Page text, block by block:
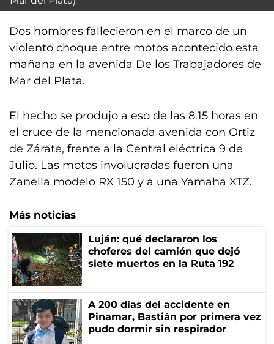
Dos hombres fallecieron en el marco de un
violento choque entre motos acontecido esta
mañana en la avenida De los Trabajadores de
Mar del Plata.
El hecho se produjo a eso de las 8.15 horas en
el cruce de la mencionada avenida con Ortiz
de Zárate, frente a la Central eléctrica 9 de
Julio. Las motos involucradas fueron una
Zanella modelo RX 150 y a una Yamaha XTZ.
Más noticias
Luján: qué declararon los
choferes del camión que dejó
siete muertos en la Ruta 192
A 200 días del accidente en
Pinamar, Bastián por primera vez
pudo dormir sin respirador